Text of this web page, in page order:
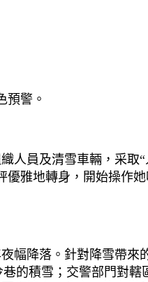
預警。
人員及清雪車輛，采取
優雅地轉身，開始操作
幅降落。針對降雪帶來
的積雪；交警部門對轄